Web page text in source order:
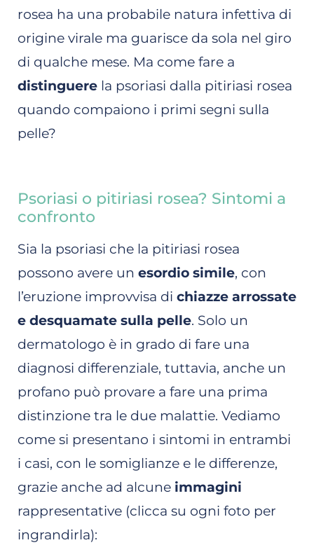
rosea ha una probabile natura infettiva di
origine virale ma guarisce da sola nel giro
di qualche mese. Ma come fare a
distinguere la psoriasi dalla pitiriasi rosea
quando compaiono i primi segni sulla
pelle?
Psoriasi o pitiriasi rosea? Sintomi a
confronto
Sia la psoriasi che la pitiriasi rosea
possono avere un esordio simile, con
l’eruzione improvvisa di chiazze arrossate
e desquamate sulla pelle. Solo un
dermatologo è in grado di fare una
diagnosi differenziale, tuttavia, anche un
profano può provare a fare una prima
distinzione tra le due malattie. Vediamo
come si presentano i sintomi in entrambi
i casi, con le somiglianze e le differenze,
grazie anche ad alcune immagini
rappresentative (clicca su ogni foto per
ingrandirla):